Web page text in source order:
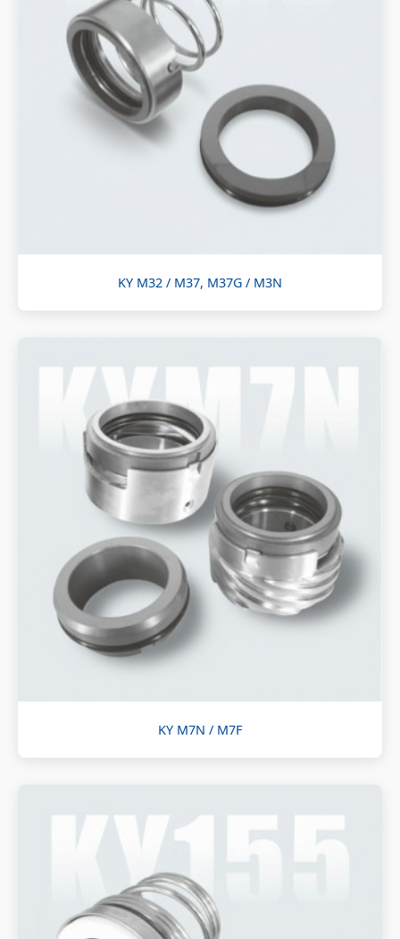
KY M32 / M37, M37G / M3N
KY M7N / M7F